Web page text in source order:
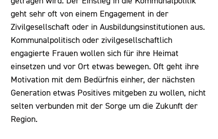
geht sehr oft von einem Engagement in der
Zivilgesellschaft oder in Ausbildungsinstitutionen aus.
Kommunalpolitisch oder zivilgesellschaftlich
engagierte Frauen wollen sich für ihre Heimat
einsetzen und vor Ort etwas bewegen. Oft geht ihre
Motivation mit dem Bedürfnis einher, der nächsten
Generation etwas Positives mitgeben zu wollen, nicht
selten verbunden mit der Sorge um die Zukunft der
Region.